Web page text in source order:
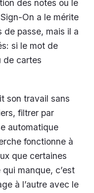
des notes ou le
On a le mérite
de passe, mais il a
si le mot de
de cartes
son travail sans
filtrer par
automatique
fonctionne à
que certaines
manque, c’est
à l’autre avec le